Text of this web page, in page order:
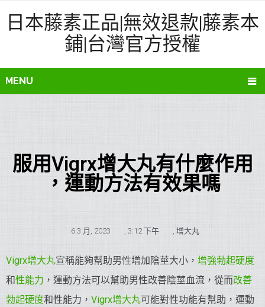
日本藤素正品|無效退款|藤素本
鋪|台灣官方授權
MENU
服用Vigrx增大丸有什麼作用
，運動方法有效果嗎
6 3 月, 2023 , 3:12 下午 , 增大丸
Vigrx增大丸宣稱能夠幫助男性增加陰莖大小， 增強勃起硬度
和性能力 ，運動方法可以幫助男性改善陰莖血流，從而改善
勃起硬度和性能力， Vigrx增大丸可能對性功能有幫助，運動